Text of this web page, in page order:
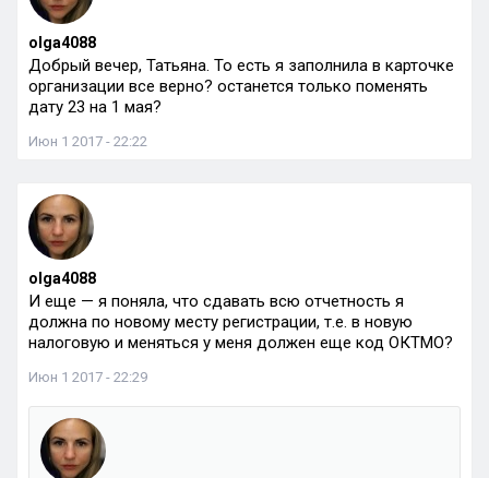
olga4088
Добрый вечер, Татьяна. То есть я заполнила в карточке
организации все верно? останется только поменять
дату 23 на 1 мая?
Июн 1 2017 - 22:22
olga4088
И еще — я поняла, что сдавать всю отчетность я
должна по новому месту регистрации, т.е. в новую
налоговую и меняться у меня должен еще код ОКТМО?
Июн 1 2017 - 22:29